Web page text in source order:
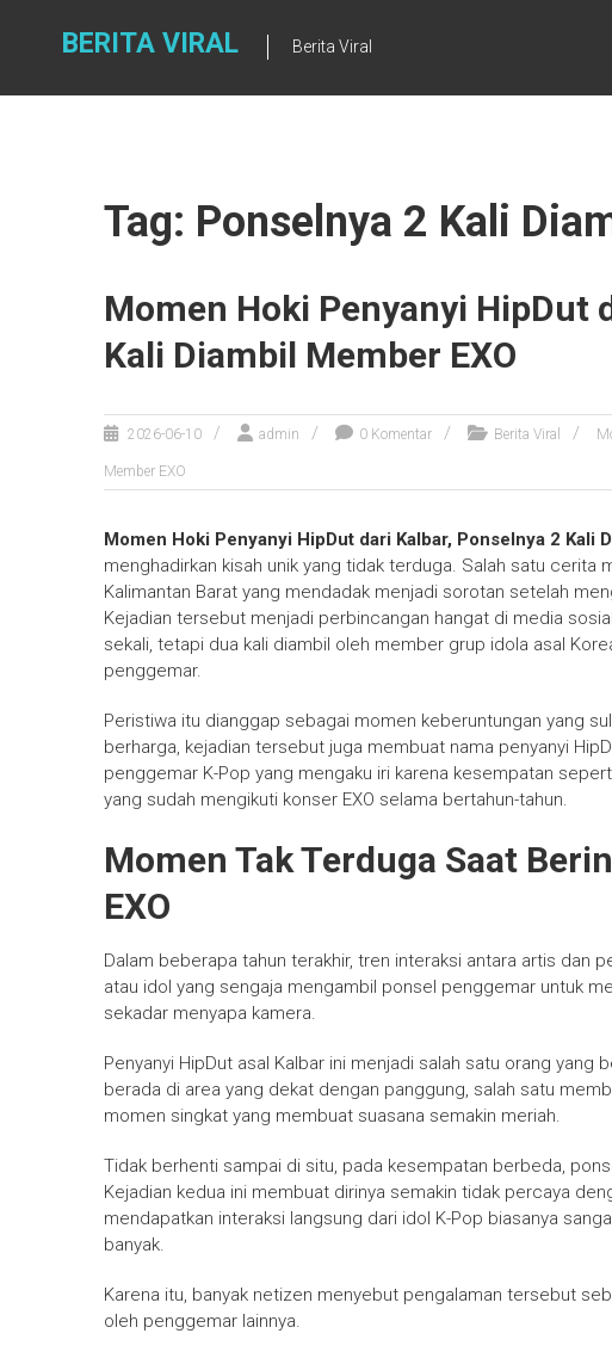
BERITA VIRAL Berita Viral
Tag: Ponselnya 2 Kali
Momen Hoki Penyanyi HipDut
Kali Diambil Member EXO
2026-06-10 admin 0 Komentar Berita Viral
Member EXO
Momen Hoki Penyanyi HipDut dari Kalbar, Ponselnya 2 Kali
menghadirkan kisah unik yang tidak terduga. Salah satu cerita
Kalimantan Barat yang mendadak menjadi sorotan setelah
Kejadian tersebut menjadi perbincangan hangat di media
sekali, tetapi dua kali diambil oleh member grup idola asal
penggemar.
Peristiwa itu dianggap sebagai momen keberuntungan yang
berharga, kejadian tersebut juga membuat nama penyanyi
penggemar K-Pop yang mengaku iri karena kesempatan
yang sudah mengikuti konser EXO selama bertahun-tahun.
Momen Tak Terduga Saat
EXO
Dalam beberapa tahun terakhir, tren interaksi antara artis dan
atau idol yang sengaja mengambil ponsel penggemar untuk
sekadar menyapa kamera.
Penyanyi HipDut asal Kalbar ini menjadi salah satu orang
berada di area yang dekat dengan panggung, salah satu
momen singkat yang membuat suasana semakin meriah.
Tidak berhenti sampai di situ, pada kesempatan berbeda,
Kejadian kedua ini membuat dirinya semakin tidak percaya
mendapatkan interaksi langsung dari idol K-Pop biasanya
banyak.
Karena itu, banyak netizen menyebut pengalaman tersebut
oleh penggemar lainnya.